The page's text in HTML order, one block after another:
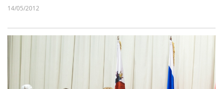
14/05/2012